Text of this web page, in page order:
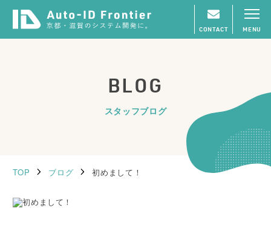
CONTACT MENU
BLOG
スタッフブログ
TOP ブログ 初めまして！